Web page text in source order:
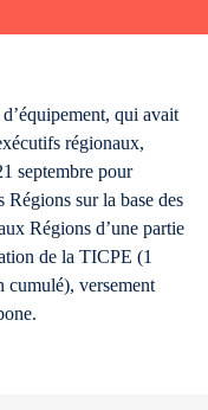
qui avait
régionaux,
septembre pour
Régions sur la base des
Régions d’une partie
de la TICPE (1
versement